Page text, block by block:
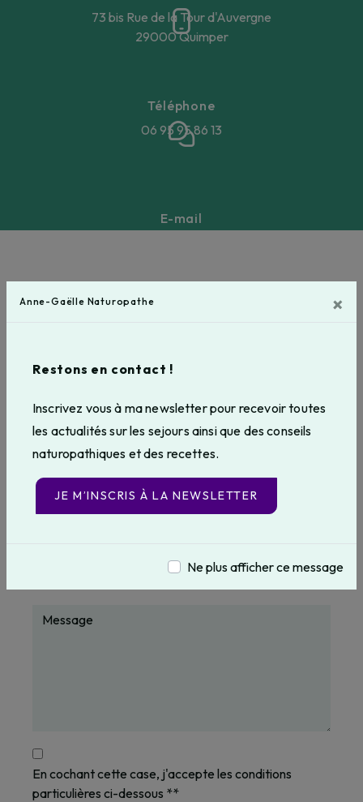
Anne-Gaëlle Naturopathe ×
Restons en contact !
Inscrivez vous à ma newsletter pour recevoir toutes
les actualités sur les sejours ainsi que des conseils
naturopathiques et des recettes.
JE M’INSCRIS À LA NEWSLETTER
Ne plus afficher ce message
73 bis Rue de la Tour d'Auvergne
29000 Quimper
Téléphone
06 95 95 86 13
E-mail
En cochant cette case, j'accepte les conditions
particulières ci-dessous **